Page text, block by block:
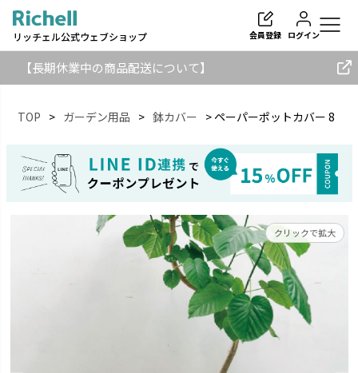
リッチェル公式ウェブショップ 会員登録 ログイン
【長期休業中の商品配送について】
検索
TOP ガーデン用品 鉢カバー ペーパーポットカバー 8
クリックで拡大